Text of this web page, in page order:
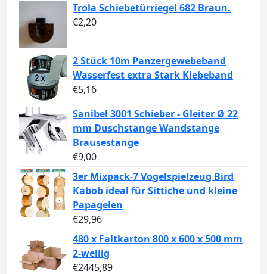
Trola Schiebetürriegel 682 Braun.
€2,20
2 Stück 10m Panzergewebeband
Wasserfest extra Stark Klebeband
€5,16
Sanibel 3001 Schieber - Gleiter Ø 22
mm Duschstange Wandstange
Brausestange
€9,00
3er Mixpack-7 Vogelspielzeug Bird
Kabob ideal für Sittiche und kleine
Papageien
€29,96
480 x Faltkarton 800 x 600 x 500 mm
2-wellig
€2445,89